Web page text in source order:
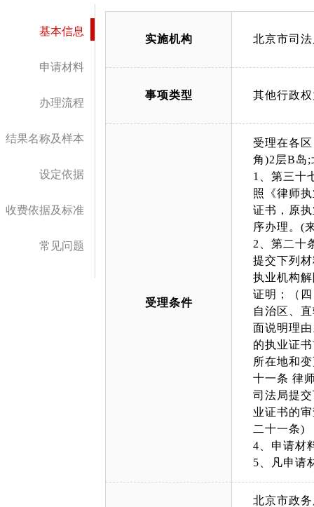
基本信息
申请材料
办理流程
结果名称及样本
设定依据
收费依据及标准
常见问题
实施机构 北京市司
事项类型 其他行政
受理条件
受理在各
角)2层B岛;
1、第三十
照《律师
证书，原
序办理。(
2、第二十
提交下列
执业机构
证明；（
自治区、
面说明理
的执业证
所在地和
十一条 律
司法局提
业证书的
二十一条)
4、申请材
5、凡申请
北京市政